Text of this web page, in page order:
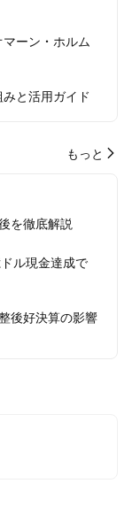
ーン・ホルム
と活用ガイド
もっと
を徹底解説
ル現金達成で
後好決算の影響